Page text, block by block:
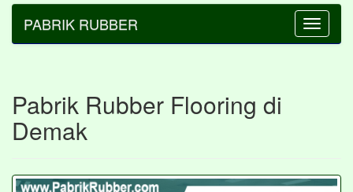
Toggle
PABRIK RUBBER
Pabrik Rubber Flooring di
Demak